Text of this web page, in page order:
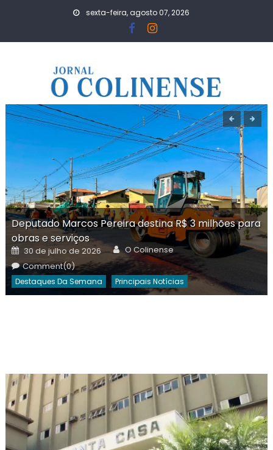
sexta-feira, agosto 07, 2026
Deputado Marcos Pereira destina R$ 3 milhões para
obras e serviços
Posted
on
30 de julho de 2026 Author
O Colinense
Comment(0)
Destaques Da Semana Principais Notícias